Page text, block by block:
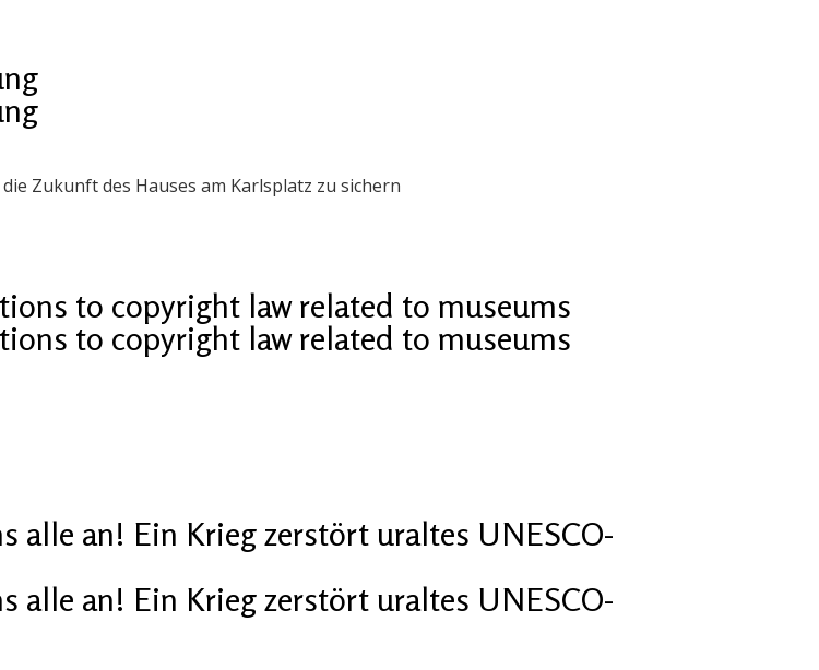
Zukunft des Hauses am Karlsplatz zu sichern
to copyright law related to museums
to copyright law related to museums
alle an! Ein Krieg zerstört uraltes UNESCO-
alle an! Ein Krieg zerstört uraltes UNESCO-